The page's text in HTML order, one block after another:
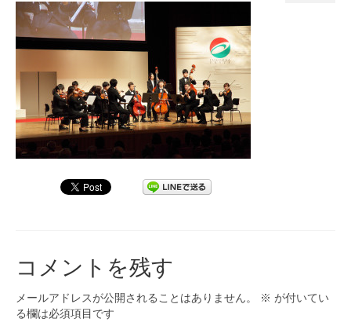
卒業記念演奏会2027
九大フィルとは
九大フィルの歴史
ご寄付のお願い
演奏会の歴史
コメントを残す
メールアドレスが公開されることはありません。 ※ が付いてい
る欄は必須項目です